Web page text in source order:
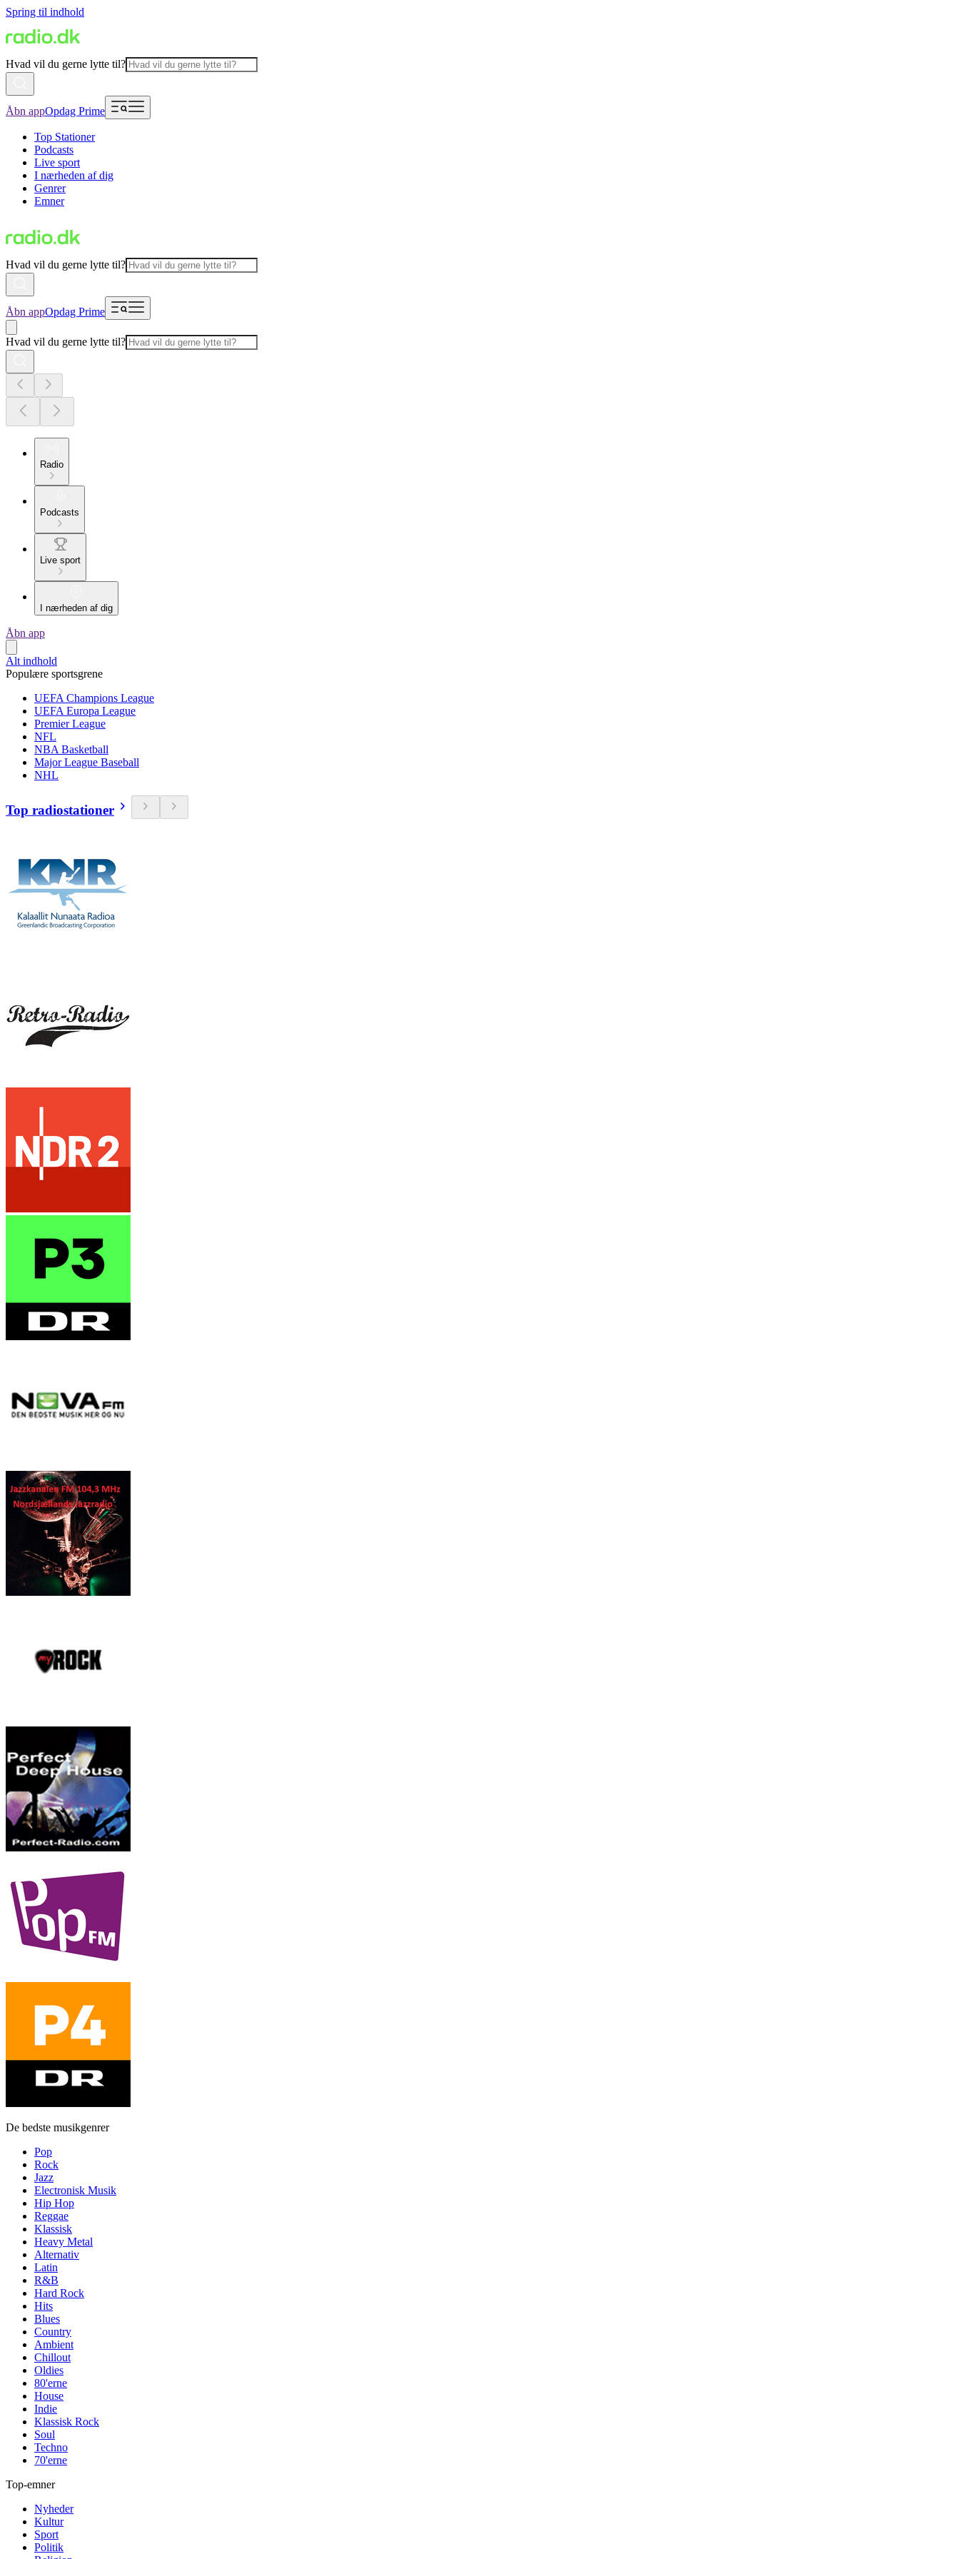
Spring til indhold
Hvad vil du gerne lytte til?
Åbn appOpdag Prime
Top Stationer
Podcasts
Live sport
I nærheden af dig
Genrer
Emner
Hvad vil du gerne lytte til?
Åbn appOpdag Prime
Hvad vil du gerne lytte til?
Radio
Podcasts
Live sport
I nærheden af dig
Åbn app
Alt indhold
Populære sportsgrene
UEFA Champions League
UEFA Europa League
Premier League
NFL
NBA Basketball
Major League Baseball
NHL
Top radiostationer
De bedste musikgenrer
Pop
Rock
Jazz
Electronisk Musik
Hip Hop
Reggae
Klassisk
Heavy Metal
Alternativ
Latin
R&B
Hard Rock
Hits
Blues
Country
Ambient
Chillout
Oldies
80'erne
House
Indie
Klassisk Rock
Soul
Techno
70'erne
Top-emner
Nyheder
Kultur
Sport
Politik